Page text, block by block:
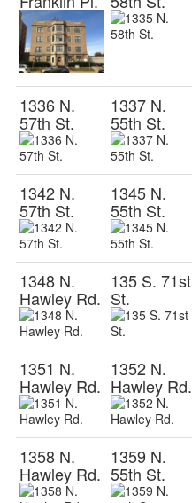
1336 N.
57th St.
1337 N.
55th St.
1342 N.
57th St.
1345 N.
55th St.
1348 N.
Hawley Rd.
135 S. 71st
St.
1351 N.
Hawley Rd.
1352 N.
Hawley Rd.
1358 N.
Hawley Rd.
1359 N.
55th St.